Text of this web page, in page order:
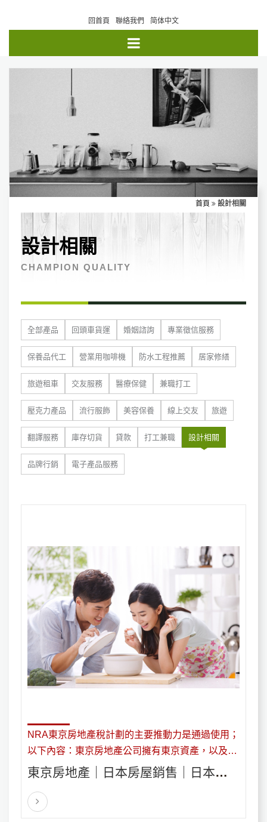
回首頁 聯絡我們 简体中文
首頁 設計相關
設計相關
CHAMPION QUALITY
全部產品 回頭車貨運 婚姻諮詢 專業徵信服務
保養品代工 營業用咖啡機 防水工程推薦 居家修繕
旅遊租車 交友服務 醫療保健 兼職打工
壓克力產品 流行服飾 美容保養 線上交友 旅遊
翻譯服務 庫存切貨 貸款 打工兼職 設計相關
品牌行銷 電子產品服務
NRA東京房地產稅計劃的主要推動力是通過使用；
以下內容：東京房地產公司擁有東京資產，以及無
形資產從東京撤出資產的贈與稅免稅。公司有業務
地產的假貨。如果NRA死於擁有外國公司股份的股
份，則無論該公司資產的所在地如何，這些股份都
東京房地產｜日本房屋銷售｜日本房
地產、中古屋、購置、投資、日本不
動產